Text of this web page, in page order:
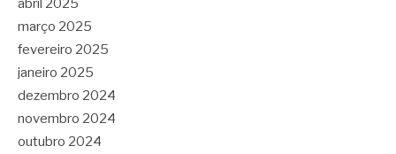
abril 2025
março 2025
fevereiro 2025
janeiro 2025
dezembro 2024
novembro 2024
outubro 2024